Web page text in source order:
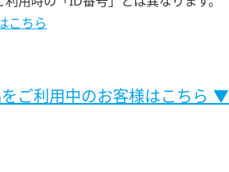
こちら
ご利用中のお客様はこちら ▼